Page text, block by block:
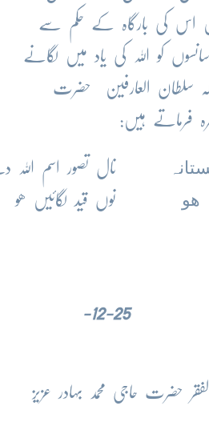
اس کی بارگاہ کے حکم سے
کو اللہ کی یاد میں لگانے
سلطان العارفین حضرت
فرماتے ہیں:
ھو
نال تصور اسم
نوں قید لگائیں ھو
25-12-
حضرت حاجی محمد بہادر عزیز